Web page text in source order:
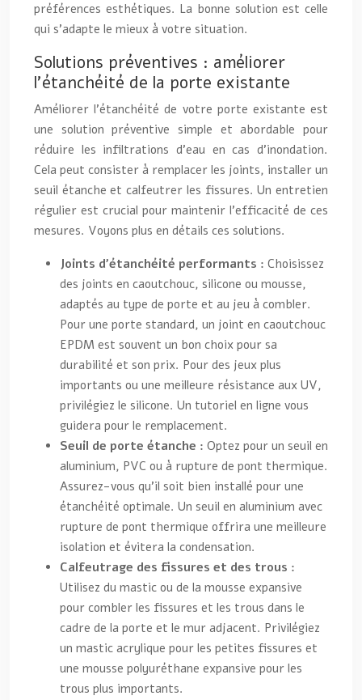
préférences esthétiques. La bonne solution est celle
qui s’adapte le mieux à votre situation.
Solutions préventives : améliorer
l’étanchéité de la porte existante
Améliorer l’étanchéité de votre porte existante est
une solution préventive simple et abordable pour
réduire les infiltrations d’eau en cas d’inondation.
Cela peut consister à remplacer les joints, installer un
seuil étanche et calfeutrer les fissures. Un entretien
régulier est crucial pour maintenir l’efficacité de ces
mesures. Voyons plus en détails ces solutions.
Joints d’étanchéité performants : Choisissez
des joints en caoutchouc, silicone ou mousse,
adaptés au type de porte et au jeu à combler.
Pour une porte standard, un joint en caoutchouc
EPDM est souvent un bon choix pour sa
durabilité et son prix. Pour des jeux plus
importants ou une meilleure résistance aux UV,
privilégiez le silicone. Un tutoriel en ligne vous
guidera pour le remplacement.
Seuil de porte étanche : Optez pour un seuil en
aluminium, PVC ou à rupture de pont thermique.
Assurez-vous qu’il soit bien installé pour une
étanchéité optimale. Un seuil en aluminium avec
rupture de pont thermique offrira une meilleure
isolation et évitera la condensation.
Calfeutrage des fissures et des trous :
Utilisez du mastic ou de la mousse expansive
pour combler les fissures et les trous dans le
cadre de la porte et le mur adjacent. Privilégiez
un mastic acrylique pour les petites fissures et
une mousse polyuréthane expansive pour les
trous plus importants.